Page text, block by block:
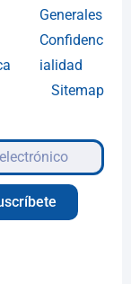
Generales
Confidenc
ialidad
Sitemap